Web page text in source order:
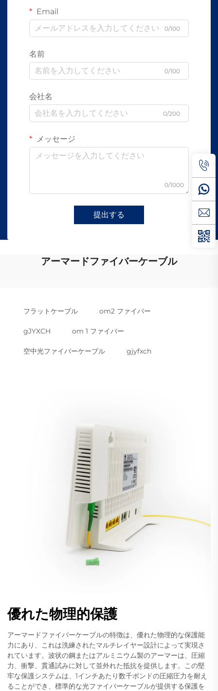
Email
0/100
名前
0/100
会社名
0/200
メッセージ
0/1000
提出する
アーマードファイバーケーブル
フラットケーブル om2 ファイバー
gJYXCH om 1 ファイバー
空中光ファイバーケーブル gjyfxch
優れた物理的保護
アーマードファイバーケーブルの特徴は、優れた物理的な保護能
力にあり、これは洗練されたマルチレイヤー設計によって実現さ
れています。波状の鋼またはアルミニウム製のアーマーは、圧縮
力、衝撃、貫通試みに対して並外れた抵抗を提供します。この堅
牢な保護システムは、1インチあたり数千ポンドの圧縮圧力を耐え
ることができ、標準的な光ファイバーケーブルが提供する保護を